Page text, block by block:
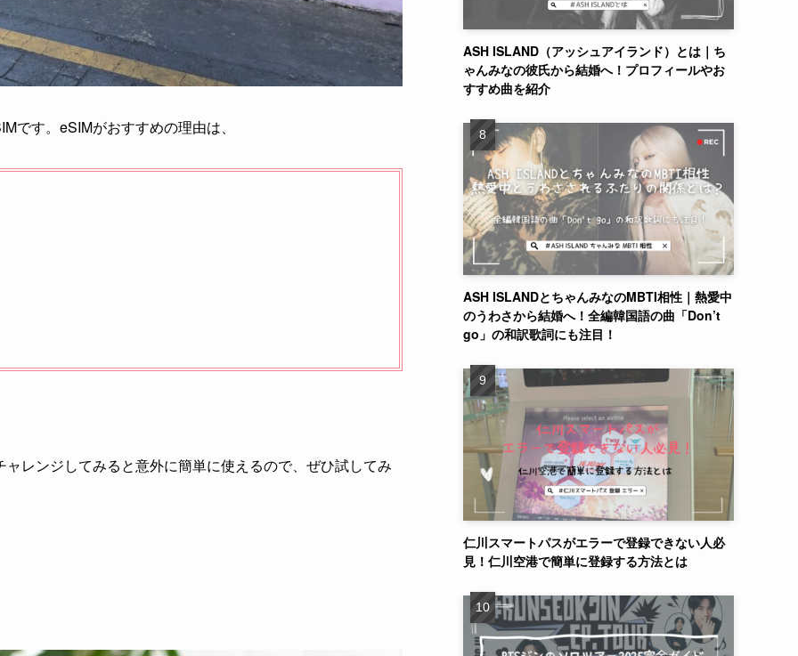
です。eSIMがおすすめの理由は、
レンジしてみると意外に簡単に使えるので、ぜひ試してみ
ASH ISLAND（アッシュアイランド）とは｜ち
ゃんみなの彼氏から結婚へ！プロフィールやお
すすめ曲を紹介
ASH ISLANDとちゃんみなのMBTI相性｜熱愛中
のうわさから結婚へ！全編韓国語の曲「Don’t
go」の和訳歌詞にも注目！
仁川スマートパスがエラーで登録できない人必
見！仁川空港で簡単に登録する方法とは